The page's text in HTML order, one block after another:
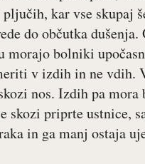
kar vse skupaj
do občutka dušenja.
morajo bolniki
v izdih in ne vdih.
nos. Izdih pa
skozi priprte ustnice,
in ga manj ostaja